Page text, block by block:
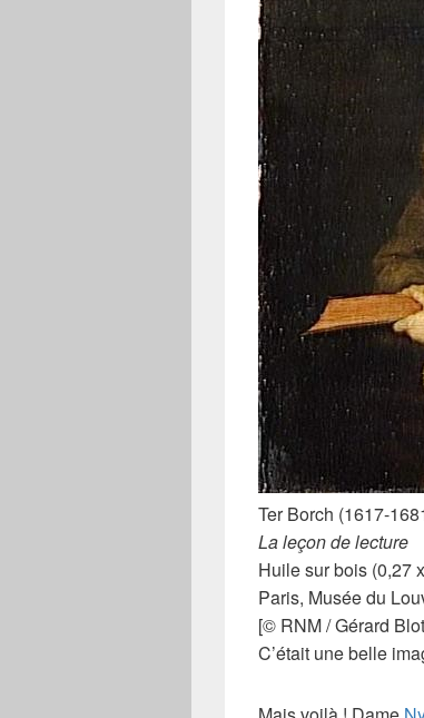
Ter Borch (1617-
La leçon de lecture
Huile sur bois (0,27
Paris, Musée du
[© RNM / Gérard
C’était une belle